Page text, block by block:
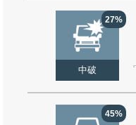
27%
中破
45%